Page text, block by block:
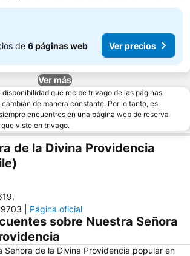
de 6 páginas web Ver precios
Ver más
disponibilidad que recibe trivago de las páginas
de manera constante. Por lo tanto, es
encuentres en una página web de reserva
viste en trivago.
de la Divina Providencia
,
Página oficial
sobre Nuestra Señora
Señora de la Divina Providencia popular en